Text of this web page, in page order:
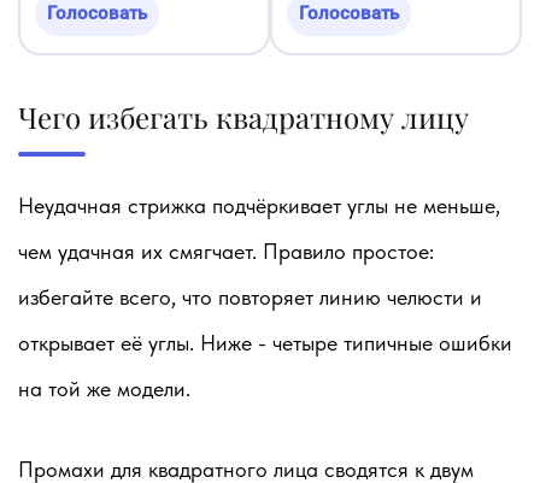
Голосовать Голосовать
Чего избегать квадратному лицу
Неудачная стрижка подчёркивает углы не меньше,
чем удачная их смягчает. Правило простое:
избегайте всего, что повторяет линию челюсти и
открывает её углы. Ниже - четыре типичные ошибки
на той же модели.
Промахи для квадратного лица сводятся к двум